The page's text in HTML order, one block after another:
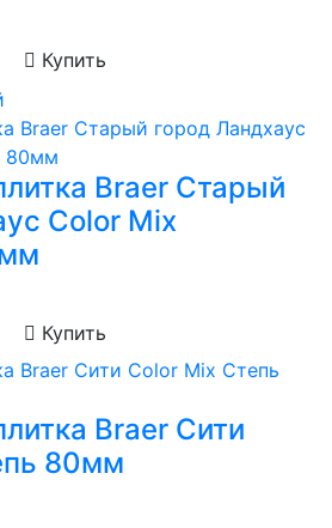
Купить
Braer Старый
Color Mix
Купить
Braer Сити
80мм